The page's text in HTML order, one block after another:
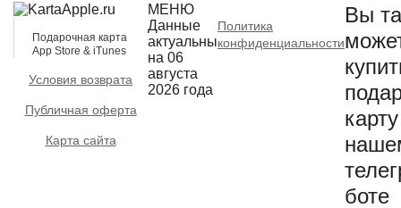
Подарочная карта
App Store & iTunes
Условия возврата
Публичная оферта
Карта сайта
МЕНЮ
Данные
актуальны
на 06
августа
2026 года
Политика
конфиденциальности
Вы
боте